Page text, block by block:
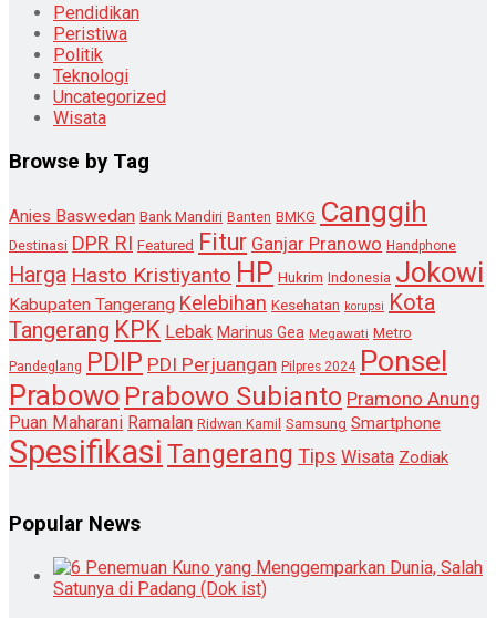
Pendidikan
Peristiwa
Politik
Teknologi
Uncategorized
Wisata
Browse by Tag
Anies Baswedan Bank Mandiri Banten BMKG Canggih
Destinasi DPR RI Featured Fitur Ganjar Pranowo Handphone
Harga Hasto Kristiyanto HP Hukrim Indonesia Jokowi
Kabupaten Tangerang Kelebihan Kesehatan korupsi Kota
Tangerang KPK Lebak Marinus Gea Megawati Metro
Pandeglang PDIP PDI Perjuangan Pilpres 2024 Ponsel
Prabowo Prabowo Subianto Pramono Anung
Puan Maharani Ramalan Ridwan Kamil Samsung Smartphone
Spesifikasi Tangerang Tips Wisata Zodiak
Popular News